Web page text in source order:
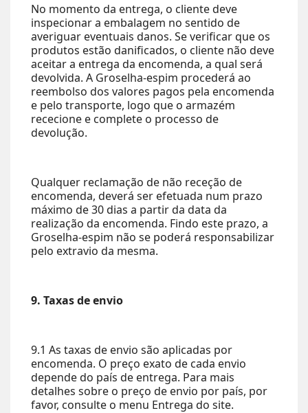
No momento da entrega, o cliente deve
inspecionar a embalagem no sentido de
averiguar eventuais danos. Se verificar que os
produtos estão danificados, o cliente não deve
aceitar a entrega da encomenda, a qual será
devolvida. A Groselha-espim procederá ao
reembolso dos valores pagos pela encomenda
e pelo transporte, logo que o armazém
rececione e complete o processo de
devolução.
Qualquer reclamação de não receção de
encomenda, deverá ser efetuada num prazo
máximo de 30 dias a partir da data da
realização da encomenda. Findo este prazo, a
Groselha-espim não se poderá responsabilizar
pelo extravio da mesma.
9. Taxas de envio
9.1 As taxas de envio são aplicadas por
encomenda. O preço exato de cada envio
depende do país de entrega. Para mais
detalhes sobre o preço de envio por país, por
favor, consulte o menu Entrega do site.